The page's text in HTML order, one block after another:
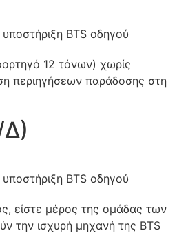
12 τόνων) χωρίς
περιηγήσεων παράδοσης στη
είστε μέρος της ομάδας των
την ισχυρή μηχανή της BTS